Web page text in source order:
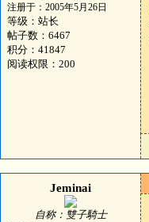
注册于：2005年5月26日
等级：站长
帖子数：6467
积分：41847
阅读权限：200
Jeminai
自称：雙子騎士